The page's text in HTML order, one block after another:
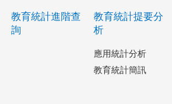
教育統計進階查
詢
教育統計提要分
析
應用統計分析
教育統計簡訊